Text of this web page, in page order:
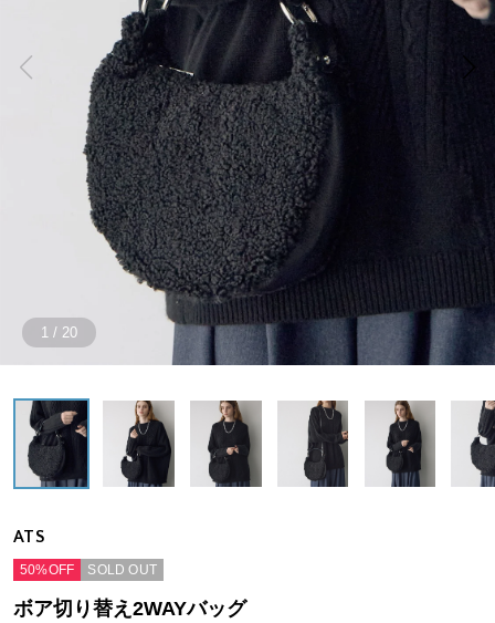
1 / 20
ATS
50%OFF SOLD OUT
ボア切り替え2WAYバッグ